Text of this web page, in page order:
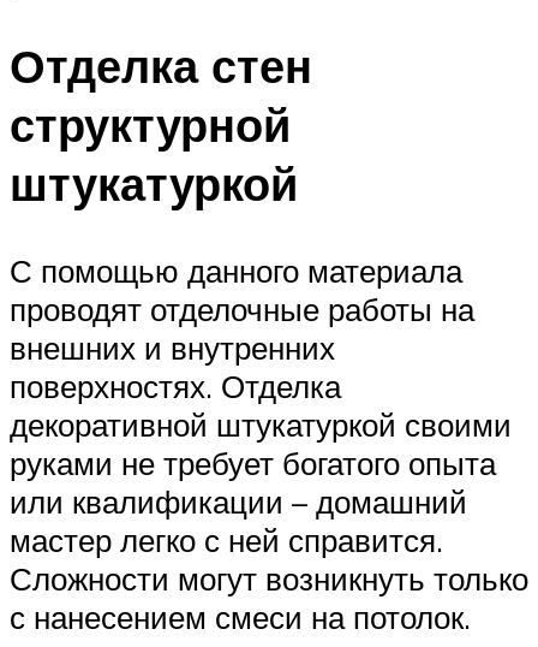
Отделка стен
структурной
штукатуркой
С помощью данного материала
проводят отделочные работы на
внешних и внутренних
поверхностях. Отделка
декоративной штукатуркой своими
руками не требует богатого опыта
или квалификации – домашний
мастер легко с ней справится.
Сложности могут возникнуть только
с нанесением смеси на потолок.